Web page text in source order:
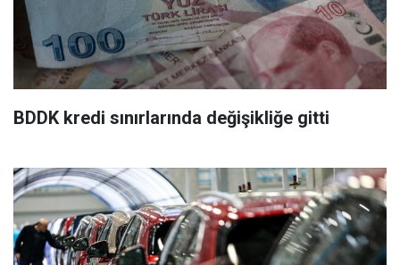
BDDK kredi sınırlarında değişikliğe gitti